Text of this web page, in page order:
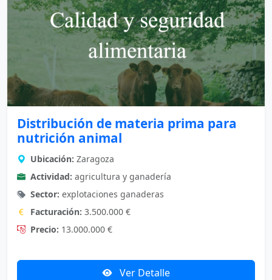
Distribución de materia prima para
nutrición animal
Ubicación: Zaragoza
Actividad: agricultura y ganadería
Sector: explotaciones ganaderas
Facturación: 3.500.000 €
Precio: 13.000.000 €
Ver Detalle